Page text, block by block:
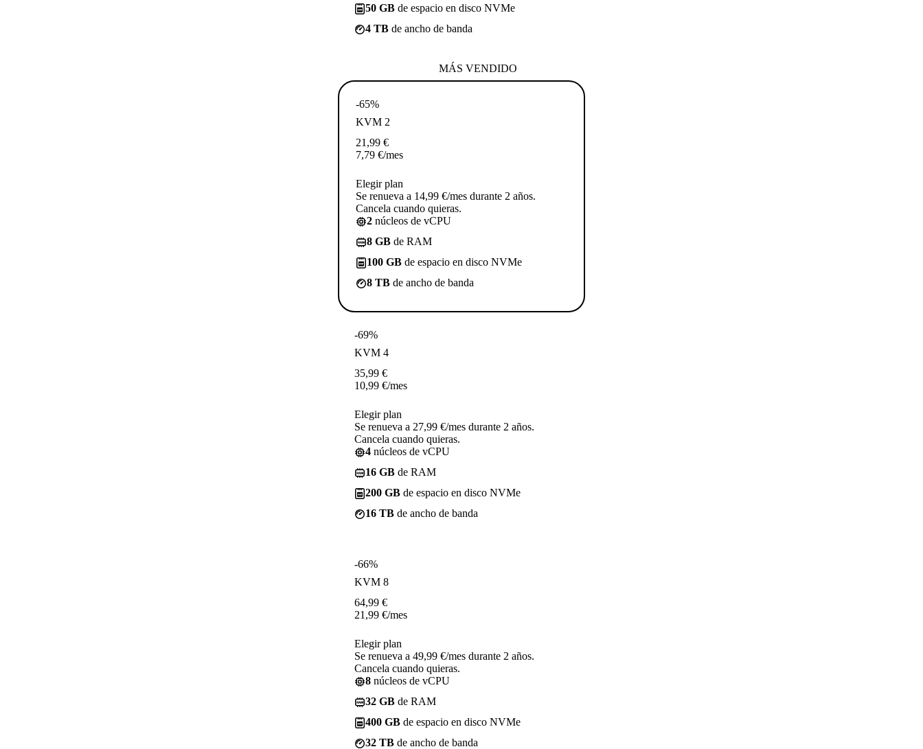
50 GB de espacio en disco NVMe
4 TB de ancho de banda
MÁS VENDIDO
-65%
KVM 2
21,99 €
7,79 €/mes
Elegir plan
Se renueva a 14,99 €/mes durante 2 años.
Cancela cuando quieras.
2 núcleos de vCPU
8 GB de RAM
100 GB de espacio en disco NVMe
8 TB de ancho de banda
-69%
KVM 4
35,99 €
10,99 €/mes
Elegir plan
Se renueva a 27,99 €/mes durante 2 años.
Cancela cuando quieras.
4 núcleos de vCPU
16 GB de RAM
200 GB de espacio en disco NVMe
16 TB de ancho de banda
-66%
KVM 8
64,99 €
21,99 €/mes
Elegir plan
Se renueva a 49,99 €/mes durante 2 años.
Cancela cuando quieras.
8 núcleos de vCPU
32 GB de RAM
400 GB de espacio en disco NVMe
32 TB de ancho de banda